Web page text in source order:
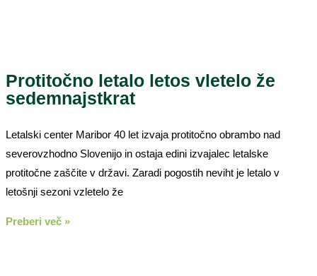
Protitočno letalo letos vletelo že
sedemnajstkrat
Letalski center Maribor 40 let izvaja protitočno obrambo nad
severovzhodno Slovenijo in ostaja edini izvajalec letalske
protitočne zaščite v državi. Zaradi pogostih neviht je letalo v
letošnji sezoni vzletelo že
Preberi več »